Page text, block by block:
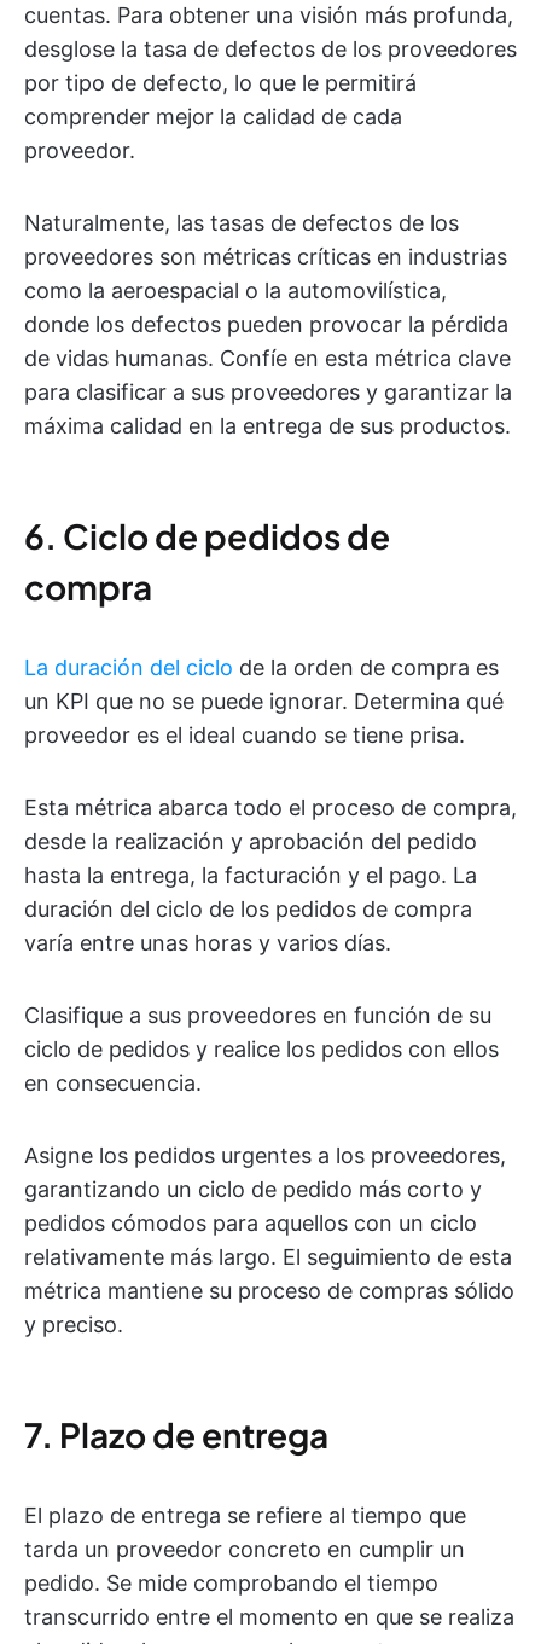
cuentas. Para obtener una visión más profunda,
desglose la tasa de defectos de los proveedores
por tipo de defecto, lo que le permitirá
comprender mejor la calidad de cada
proveedor.
Naturalmente, las tasas de defectos de los
proveedores son métricas críticas en industrias
como la aeroespacial o la automovilística,
donde los defectos pueden provocar la pérdida
de vidas humanas. Confíe en esta métrica clave
para clasificar a sus proveedores y garantizar la
máxima calidad en la entrega de sus productos.
6. Ciclo de pedidos de
compra
La duración del ciclo de la orden de compra es
un KPI que no se puede ignorar. Determina qué
proveedor es el ideal cuando se tiene prisa.
Esta métrica abarca todo el proceso de compra,
desde la realización y aprobación del pedido
hasta la entrega, la facturación y el pago. La
duración del ciclo de los pedidos de compra
varía entre unas horas y varios días.
Clasifique a sus proveedores en función de su
ciclo de pedidos y realice los pedidos con ellos
en consecuencia.
Asigne los pedidos urgentes a los proveedores,
garantizando un ciclo de pedido más corto y
pedidos cómodos para aquellos con un ciclo
relativamente más largo. El seguimiento de esta
métrica mantiene su proceso de compras sólido
y preciso.
7. Plazo de entrega
El plazo de entrega se refiere al tiempo que
tarda un proveedor concreto en cumplir un
pedido. Se mide comprobando el tiempo
transcurrido entre el momento en que se realiza